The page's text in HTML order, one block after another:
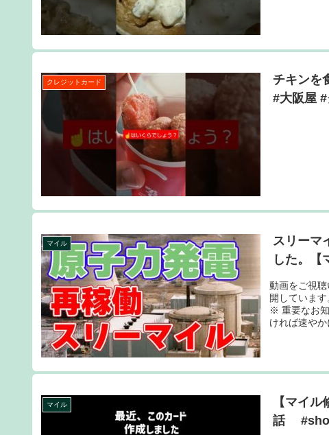
クレジットカード
チキンを
#大阪屋
マイル
スリーマ
した。【
動画をご視
開していま
※ 重要なお
ければ速や
マイル
【マイ
話